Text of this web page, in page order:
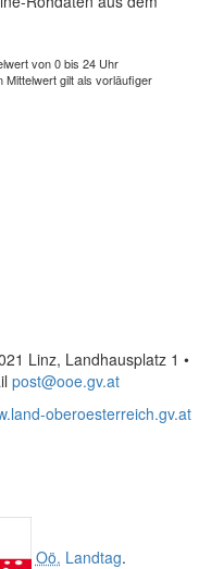
von 0 bis 24 Uhr
Mittelwert gilt als vorläufiger
Linz, Landhausplatz 1 •
post@ooe.gv.at
oberoesterreich.gv.at
Oö. Landtag.